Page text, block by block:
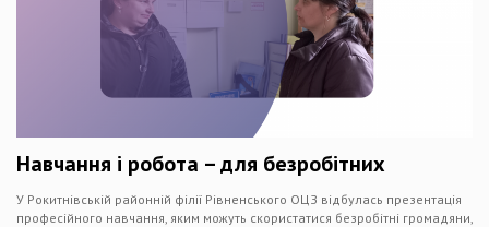
Навчання і робота – для безробітних
У Рокитнівській районній філії Рівненського ОЦЗ відбулась презентація
професійного навчання, яким можуть скористатися безробітні громадяни,